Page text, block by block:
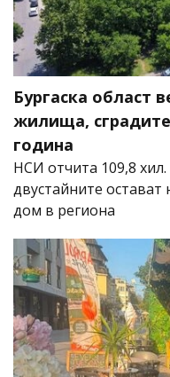
Бургаска област
жилища, сградите
година
НСИ отчита 109,8
двустайните
дом в региона